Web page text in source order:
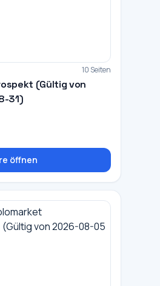
10 Seiten
(Gültig von
31)
öffnen